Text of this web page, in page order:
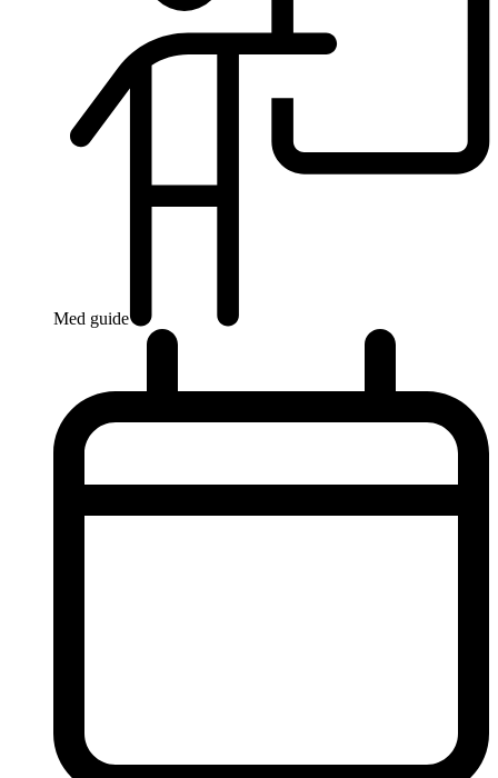
Med guide